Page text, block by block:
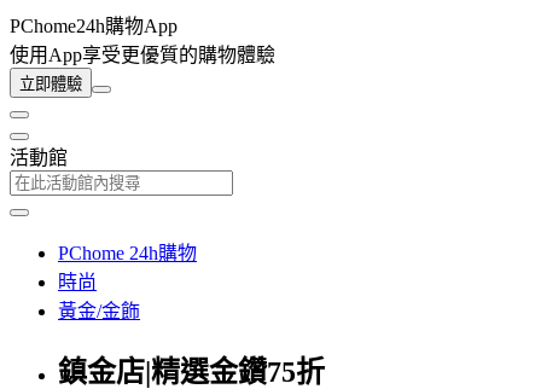
PChome24h購物App
使用App享受更優質的購物體驗
立即體驗
活動館
PChome 24h購物
時尚
黃金/金飾
鎮金店|精選金鑽75折